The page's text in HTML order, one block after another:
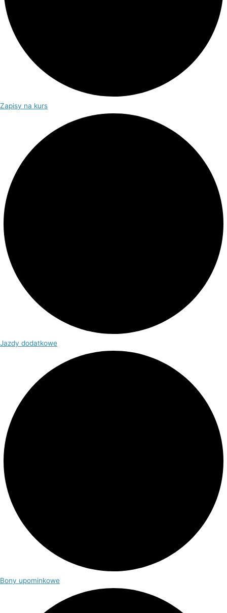
Zapisy na kurs
Jazdy dodatkowe
Bony upominkowe